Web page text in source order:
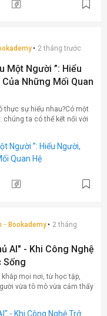
2 tháng trước
Một Người ”: Hiểu
Những Mối Quan
thực sự hiểu nhau?Có một
ta có thể kết nối với
- Bookademy
2 tháng
AI" - Khi Công Nghệ
Sống
mọi nơi, từ học tập,
vừa tò mò vừa cảm thấy